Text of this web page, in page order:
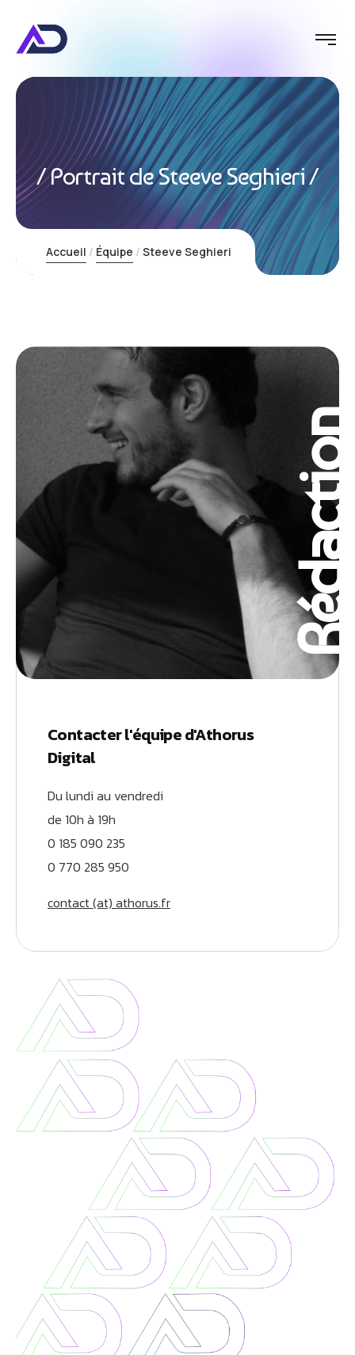
Portrait de Steeve Seghieri
Accueil Équipe Steeve Seghieri
Contacter l'équipe d'Athorus
Digital
Du lundi au vendredi
de 10h à 19h
0 185 090 235
0 770 285 950
contact (at) athorus.fr